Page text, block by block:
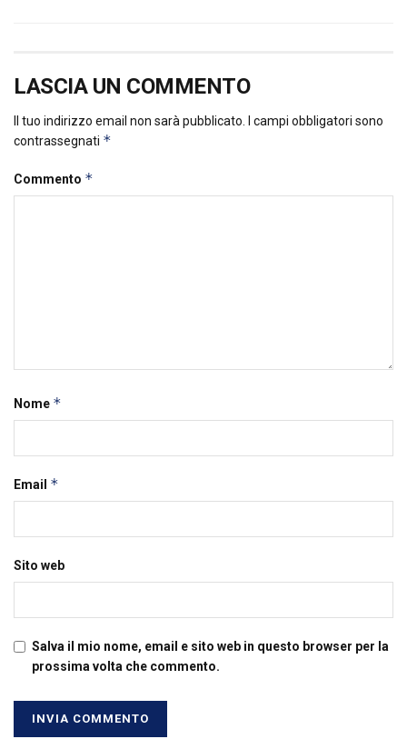
LASCIA UN COMMENTO
Il tuo indirizzo email non sarà pubblicato.
I campi obbligatori sono
contrassegnati *
Commento *
Nome *
Email *
Sito web
Salva il mio nome, email e sito web in questo browser per la
prossima volta che commento.